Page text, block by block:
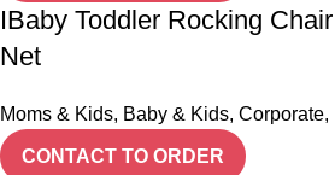
IBaby Toddler Rocking
Net
Moms & Kids, Baby & Kids, Corporate,
CONTACT TO ORDER